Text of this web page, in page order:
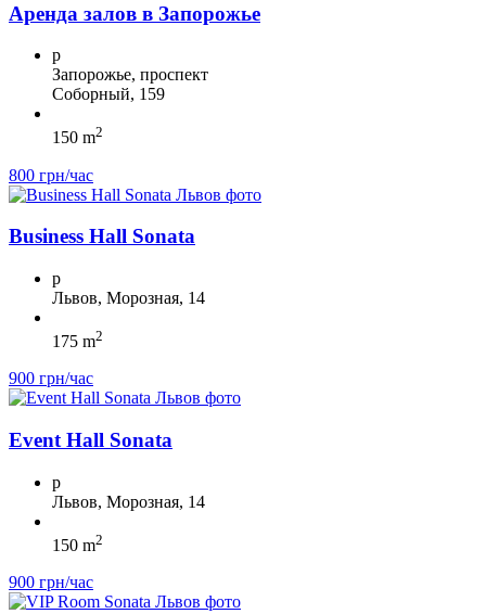
Аренда залов в Запорожье
p
Запорожье, проспект
Соборный, 159
150 m2
800 грн/час
Business Hall Sonata
p
Львов, Морозная, 14
175 m2
900 грн/час
Event Hall Sonata
p
Львов, Морозная, 14
150 m2
900 грн/час